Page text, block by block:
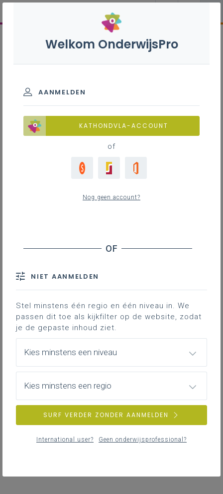
Welkom OnderwijsPro
AANMELDEN
KATHONDVLA-ACCOUNT
of
Nog geen account?
NIET AANMELDEN
Stel minstens één regio en één niveau in. We
passen dit toe als kijkfilter op de website, zodat
je de gepaste inhoud ziet.
Kies minstens een niveau
Kies minstens een regio
SURF VERDER ZONDER AANMELDEN
International user? Geen onderwijsprofessional?